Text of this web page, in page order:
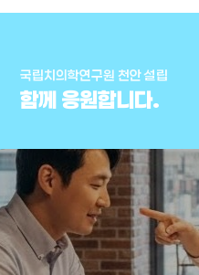
국립치의학연구원 천안 설립
함께 응원합니다.